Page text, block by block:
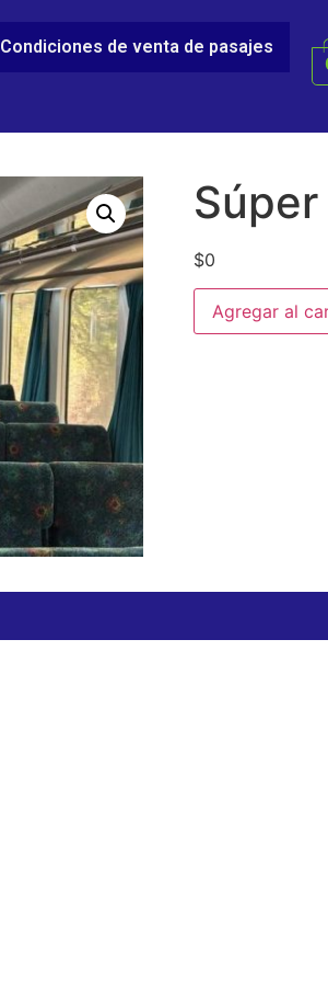
Condiciones de venta de pasajes
$0
Agregar al